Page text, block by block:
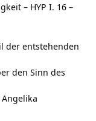
– HYP I. 16 –
der entstehenden
den Sinn des